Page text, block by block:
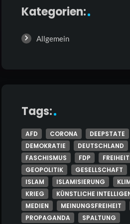
Kategorien:
Allgemein
Tags:
AFD CORONA
DEEPSTATE
DEMOKRATIE
DEUTSCHLAND
FASCHISMUS
FDP
FREIHEIT
GEOPOLITIK
GESELLSCHAFT
ISLAM
ISLAMISIERUNG
KRIEG
KÜNSTLICHE
MEDIEN
MEINUNGSFREIHEIT
PROPAGANDA
SPALTUNG